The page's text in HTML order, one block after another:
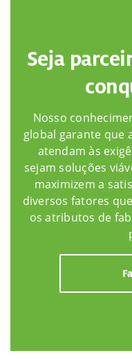
Seja
Nosso
global garante que
atendam às
sejam soluções
maximizem a
diversos fatores
os atributos de